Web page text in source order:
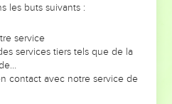
voit moins les doutes, les erreurs
traversés, alors même que ce
les ont façonnés.
entrepreneurs, et responsables
les buts suivants :
service
services tiers tels que de la
contact avec notre service de